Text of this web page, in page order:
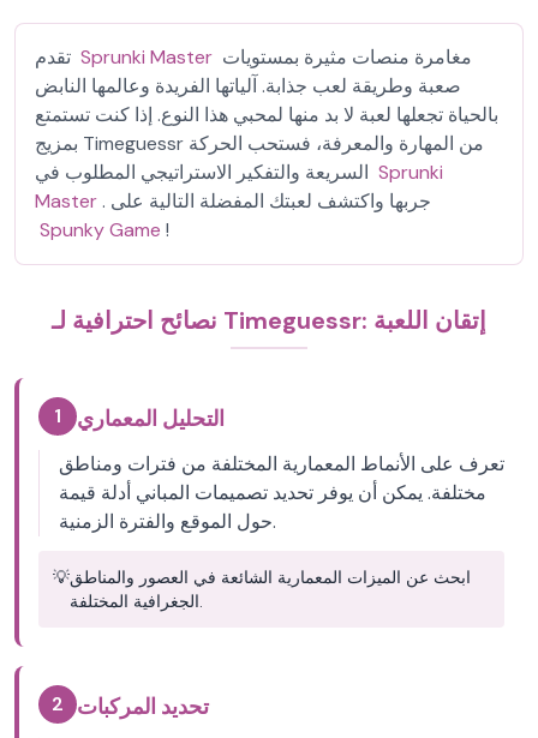
Sprunki Master
صعبة وطريقة لعب جذابة. آلياتها الفريدة وعالمها النابض
بالحياة تجعلها لعبة لا بد منها لمحبي هذا النوع. إذا كنت تستمتع
بمزيج Timeguessr من المهارة والمعرفة، فستحب الحركة
Sprunki
Master . جربها واكتشف لعبتك المفضلة التالية على
Spunky Game !
نصائح احترافية لـ Timeguessr: إتقان اللعبة
1 التحليل المعماري
تعرف على الأنماط المعمارية المختلفة من فترات ومناطق
مختلفة. يمكن أن يوفر تحديد تصميمات المباني أدلة قيمة
حول الموقع والفترة الزمنية.
💡ابحث عن الميزات المعمارية الشائعة في العصور والمناطق
الجغرافية المختلفة.
2 تحديد المركبات